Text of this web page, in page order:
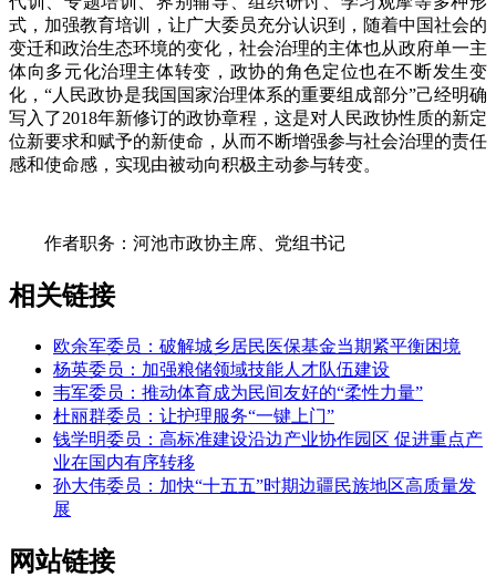
式，加强教育培训，让广大委员充分认识到，随着中国社会的
变迁和政治生态环境的变化，社会治理的主体也从政府单一主
体向多元化治理主体转变，政协的角色定位也在不断发生变
化，“人民政协是我国国家治理体系的重要组成部分”己经明确
写入了2018年新修订的政协章程，这是对人民政协性质的新定
位新要求和赋予的新使命，从而不断增强参与社会治理的责任
感和使命感，实现由被动向积极主动参与转变。
作者职务：河池市政协主席、党组书记
相关链接
欧余军委员：破解城乡居民医保基金当期紧平衡困境
杨英委员：加强粮储领域技能人才队伍建设
韦军委员：推动体育成为民间友好的“柔性力量”
杜丽群委员：让护理服务“一键上门”
钱学明委员：高标准建设沿边产业协作园区 促进重点产
业在国内有序转移
孙大伟委员：加快“十五五”时期边疆民族地区高质量发
展
网站链接